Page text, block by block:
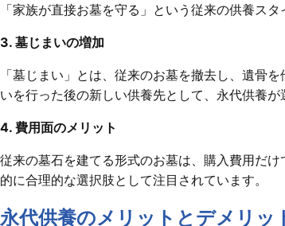
「家族が直接お墓を守る」という従来の供養ス
3. 墓じまいの増加
「墓じまい」とは、従来のお墓を撤去し、遺骨
いを行った後の新しい供養先として、永代供養が
4. 費用面のメリット
従来の墓石を建てる形式のお墓は、購入費用だ
的に合理的な選択肢として注目されています。
永代供養のメリットとデメリッ